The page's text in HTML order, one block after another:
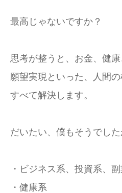
最高じゃないですか？
思考が整うと、お金、健康
願望実現といった、人間
すべて解決します。
だいたい、僕もそうでした
・ビジネス系、投資系、
・健康系